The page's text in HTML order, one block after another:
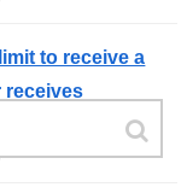
to receive a
receives